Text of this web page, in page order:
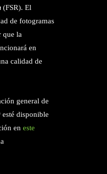
(FSR). El
de fotogramas
que la
en
calidad de
general de
esté disponible
en este